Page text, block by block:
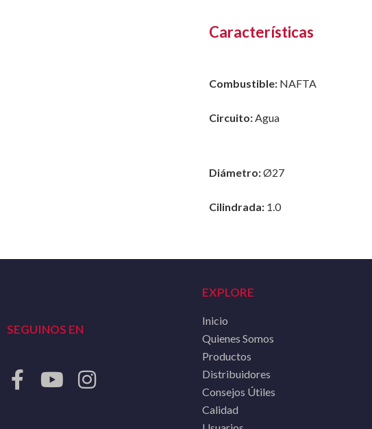
Características
Combustible: NAFTA
Circuito:Agua
Diámetro:Ø27
Cilindrada: 1.0
SEGUINOS EN
EXPLORE
Inicio
Quienes Somos
Productos
Distribuidores
Consejos Útiles
Calidad